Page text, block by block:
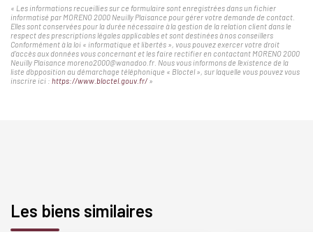
« Les informations recueillies sur ce formulaire sont enregistrées dans un fichier
informatisé par MORENO 2000 Neuilly Plaisance pour gérer votre demande de contact.
Elles sont conservées pour la durée nécessaire à la gestion de la relation client dans le
respect des prescriptions légales applicables et sont destinées à nos conseillers
Conformément à la loi « informatique et libertés », vous pouvez exercer votre droit
d'accès aux données vous concernant et les faire rectifier en contactant MORENO 2000
Neuilly Plaisance moreno2000@wanadoo.fr. Nous vous informons de l'existence de la
liste d'opposition au démarchage téléphonique « Bloctel », sur laquelle vous pouvez vous
inscrire ici : https://www.bloctel.gouv.fr/ »
Les biens similaires